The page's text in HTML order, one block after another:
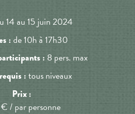
14 au 15 juin 2024
:de 10h à 17h30
: 8 pers. max
:tous niveaux
Prix :
/ par personne